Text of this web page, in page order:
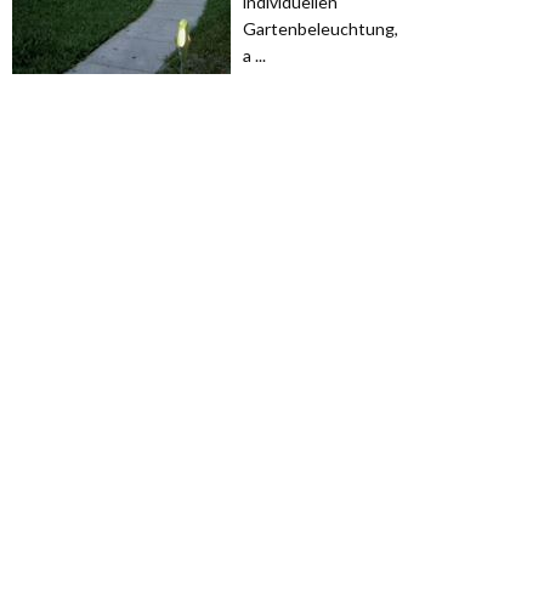
Gartenbeleuchtung,
a ...